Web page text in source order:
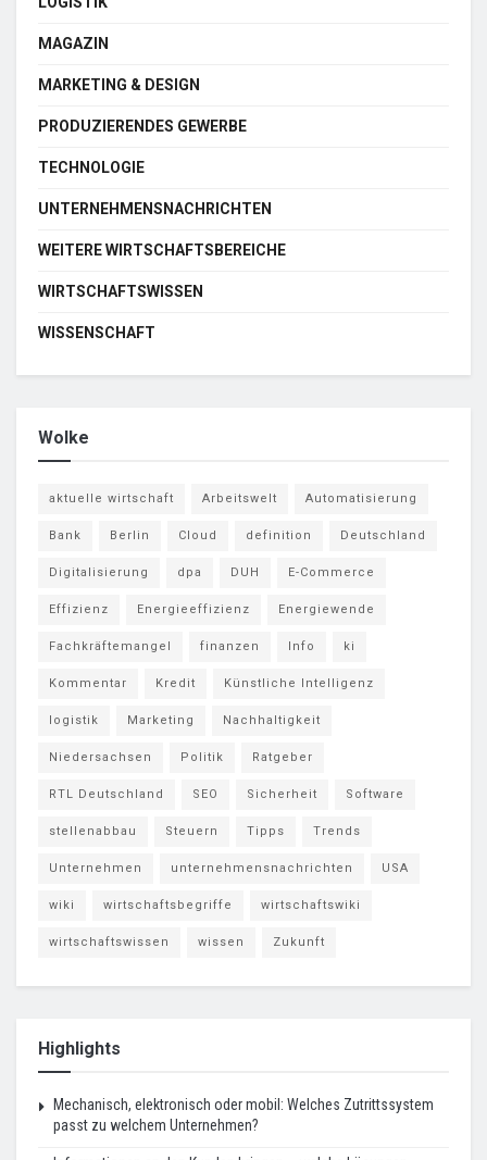
MAGAZIN
MARKETING & DESIGN
PRODUZIERENDES GEWERBE
TECHNOLOGIE
UNTERNEHMENSNACHRICHTEN
WEITERE WIRTSCHAFTSBEREICHE
WIRTSCHAFTSWISSEN
WISSENSCHAFT
Wolke
aktuelle wirtschaft Arbeitswelt Automatisierung
Bank Berlin Cloud definition Deutschland
Digitalisierung dpa DUH E-Commerce
Effizienz Energieeffizienz Energiewende
Fachkräftemangel finanzen Info ki
Kommentar Kredit Künstliche Intelligenz
logistik Marketing Nachhaltigkeit
Niedersachsen Politik Ratgeber
RTL Deutschland SEO Sicherheit Software
stellenabbau Steuern Tipps Trends
Unternehmen unternehmensnachrichten USA
wiki wirtschaftsbegriffe wirtschaftswiki
wirtschaftswissen wissen Zukunft
Highlights
Mechanisch, elektronisch oder mobil: Welches Zutrittssystem
passt zu welchem Unternehmen?